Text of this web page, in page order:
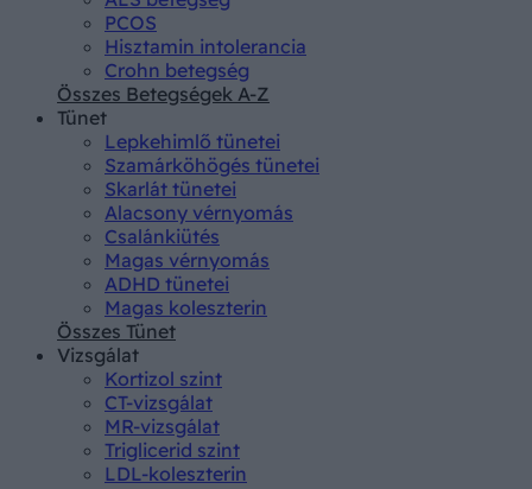
PCOS
Hisztamin intolerancia
Crohn betegség
Összes Betegségek A-Z
Tünet
Lepkehimlő tünetei
Szamárköhögés tünetei
Skarlát tünetei
Alacsony vérnyomás
Csalánkiütés
Magas vérnyomás
ADHD tünetei
Magas koleszterin
Összes Tünet
Vizsgálat
Kortizol szint
CT-vizsgálat
MR-vizsgálat
Triglicerid szint
LDL-koleszterin